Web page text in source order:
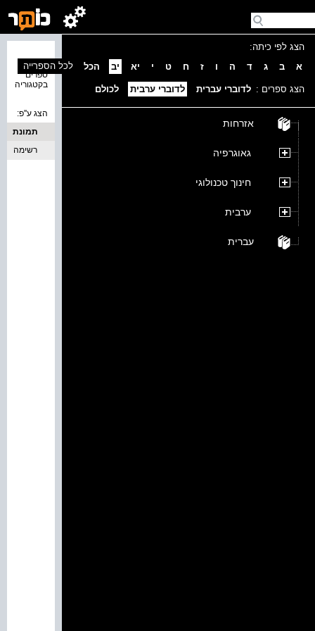
הצג לפי כיתה:
א
ב ג ד ה ו ז ח ט י יא יב הכל
הצג ספרים : לדוברי עברית לדוברי ערבית לכולם
אזרחות
גאוגרפיה
חינוך טכנולוגי
ערבית
עברית
ספרים
בקטגוריה
לכל הספרייה
הצג ע''פ:
תמונת
כריכה
רשימה